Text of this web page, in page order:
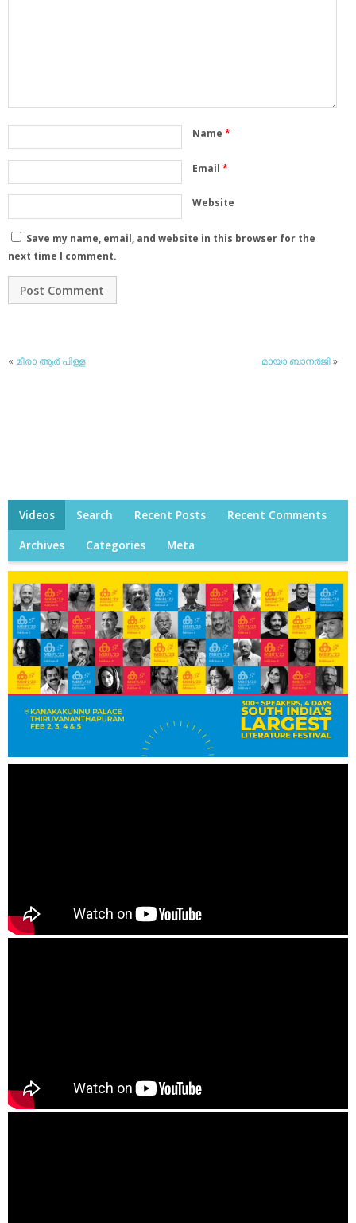
Name *
Email *
Website
Save my name, email, and website in this browser for the
next time I comment.
« മീരാ ആര്‍ പിള്ള മായാ ബാനര്‍ജി»
Videos Search Recent Posts Recent Comments
Archives Categories Meta